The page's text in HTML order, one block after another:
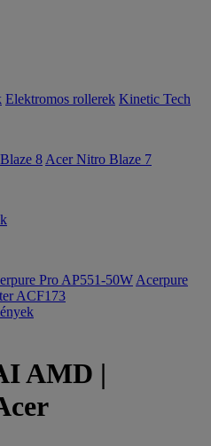
Elektromos rollerek Kinetic Tech
8 Acer Nitro Blaze 7
Pro AP551-50W Acerpure
ACF173
AMD |